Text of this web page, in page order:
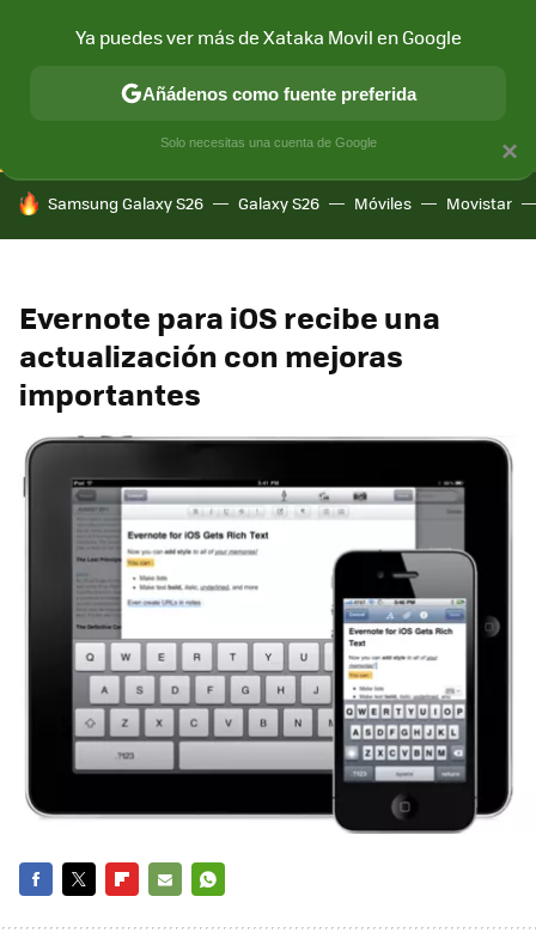
CONECTIVIDAD MÓVIL Y SOCIEDAD APLICACIONES
HOY SE HABLA DE
Samsung Galaxy S26 Galaxy S26 Móviles Movistar
Evernote para iOS recibe una
actualización con mejoras
importantes
×
Ya puedes ver más de Xataka Movil en Google
Añádenos como fuente preferida
Solo necesitas una cuenta de Google